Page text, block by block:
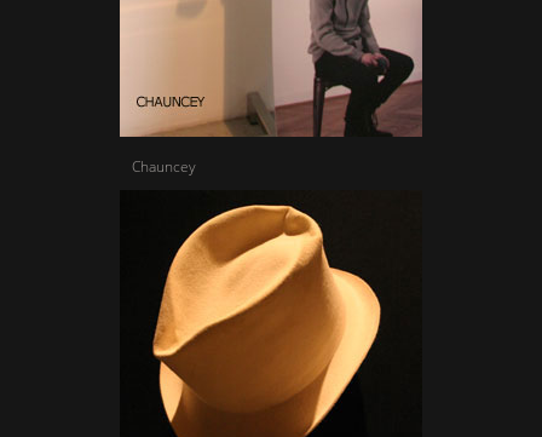
Chauncey